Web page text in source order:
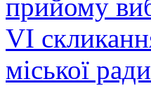
прийому
VI
міської